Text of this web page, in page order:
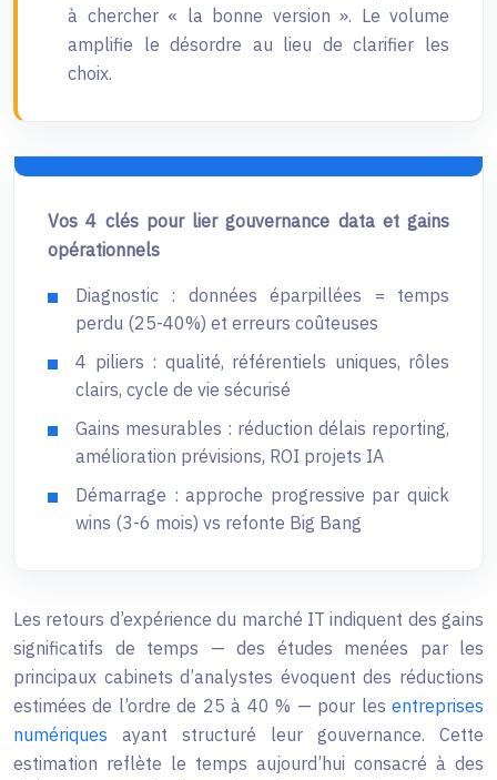
à chercher « la bonne version ». Le volume
amplifie le désordre au lieu de clarifier les
choix.
Vos 4 clés pour lier gouvernance data et gains
opérationnels
Diagnostic : données éparpillées = temps
perdu (25-40%) et erreurs coûteuses
4 piliers : qualité, référentiels uniques, rôles
clairs, cycle de vie sécurisé
Gains mesurables : réduction délais reporting,
amélioration prévisions, ROI projets IA
Démarrage : approche progressive par quick
wins (3-6 mois) vs refonte Big Bang
Les retours d’expérience du marché IT indiquent des gains
significatifs de temps — des études menées par les
principaux cabinets d’analystes évoquent des réductions
estimées de l’ordre de 25 à 40 % — pour les entreprises
numériques ayant structuré leur gouvernance. Cette
estimation reflète le temps aujourd’hui consacré à des